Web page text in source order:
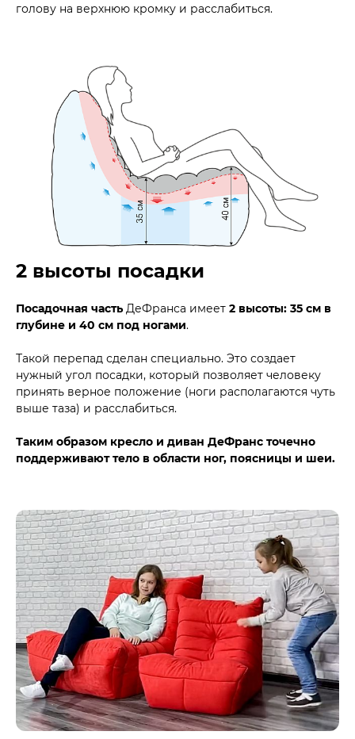
голову на верхнюю кромку и расслабиться.
2 высоты посадки
Посадочная часть ДеФранса имеет 2 высоты: 35 см в
глубине и 40 см под ногами.
Такой перепад сделан специально. Это создает
нужный угол посадки, который позволяет человеку
принять верное положение (ноги располагаются чуть
выше таза) и расслабиться.
Таким образом кресло и диван ДеФранс точечно
поддерживают тело в области ног, поясницы и шеи.